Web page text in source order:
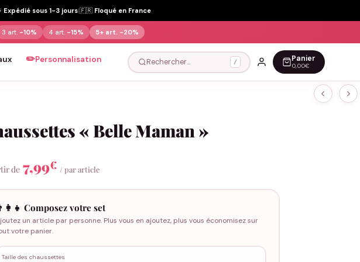
Expédié sous 1-3 jours|🇫🇷 Floqué en France
3 art. -10% 4 art. -15% 5+ art. -20%
✏️Personnalisation Rechercher… / Panier
0,00€
« Belle Maman »
de 7,99€ / par article
Composez votre set
un article par personne. Plus vous en ajoutez, plus vous économisez sur
votre panier.
Taille des chaussettes